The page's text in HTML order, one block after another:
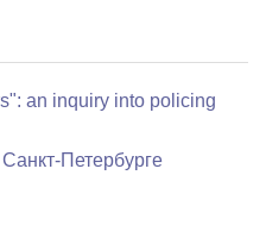
an inquiry into policing
Петербурге